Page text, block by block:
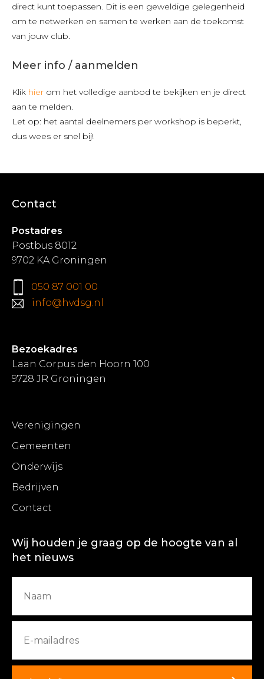
direct kunt toepassen. Dit is een geweldige gelegenheid
om te netwerken en samen te werken aan de toekomst
van jouw club.
Meer info / aanmelden
Klik hier om het volledige aanbod te bekijken en je direct
aan te melden.
Let op: het aantal deelnemers per workshop is beperkt,
dus wees er snel bij!
Contact
Postadres
Postbus 8012
9702 KA Groningen
050 87 001 00
info@hvdsg.nl
Bezoekadres
Laan Corpus den Hoorn 100
9728 JR Groningen
Verenigingen
Gemeenten
Onderwijs
Bedrijven
Contact
Wij houden je graag op de hoogte van al
het nieuws